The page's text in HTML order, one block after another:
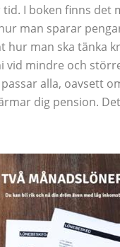
tid. I boken finns det
man sparar
hur man ska tänka
vid mindre och
alla, oavsett
dig pension.